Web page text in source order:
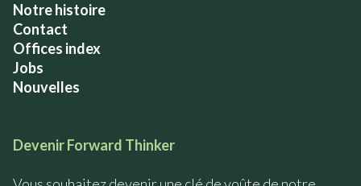
Notre histoire
Contact
Offices index
Jobs
Nouvelles
Devenir Forward Thinker